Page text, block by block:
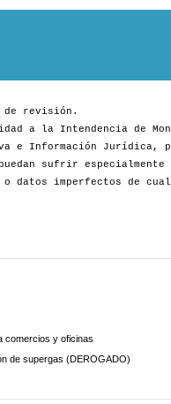
de revisión.
a la Intendencia de
e Información Jurídica,
sufrir especialmente
imperfectos de
comercios y oficinas
de supergas (DEROGADO)